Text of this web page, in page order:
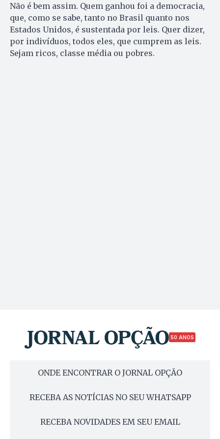
Não é bem assim. Quem ganhou foi a democracia,
que, como se sabe, tanto no Brasil quanto nos
Estados Unidos, é sustentada por leis. Quer dizer,
por indivíduos, todos eles, que cumprem as leis.
Sejam ricos, classe média ou pobres.
50 ANOS
ONDE ENCONTRAR O JORNAL OPÇÃO
RECEBA AS NOTÍCIAS NO SEU WHATSAPP
RECEBA NOVIDADES EM SEU EMAIL